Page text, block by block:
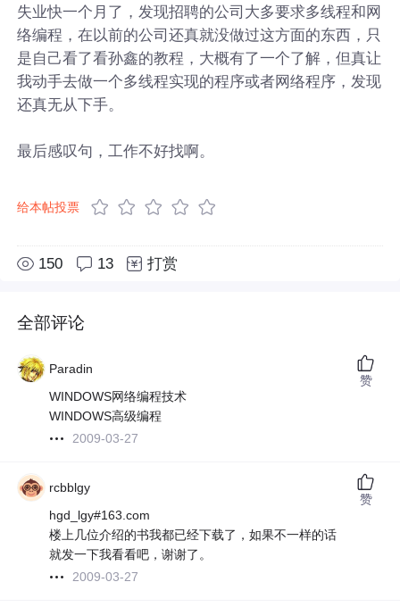
失业快一个月了，发现招聘的公司大多要求多线程和网
络编程，在以前的公司还真就没做过这方面的东西，只
是自己看了看孙鑫的教程，大概有了一个了解，但真让
我动手去做一个多线程实现的程序或者网络程序，发现
还真无从下手。
最后感叹句，工作不好找啊。
给本帖投票
150 13 打赏
全部评论
Paradin
WINDOWS网络编程技术
WINDOWS高级编程
2009-03-27
赞
rcbblgy
hgd_lgy#163.com
楼上几位介绍的书我都已经下载了，如果不一样的话
就发一下我看看吧，谢谢了。
2009-03-27
赞